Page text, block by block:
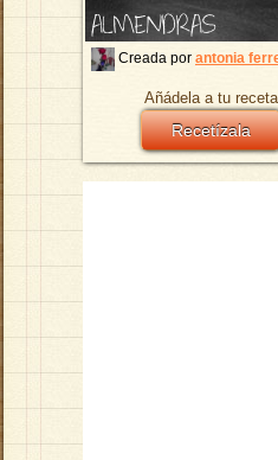
ALMENDRAS
Creada por antonia
Añádela a tu
Recetízala